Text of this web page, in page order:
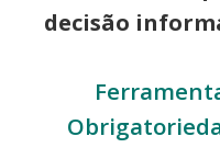
decisão